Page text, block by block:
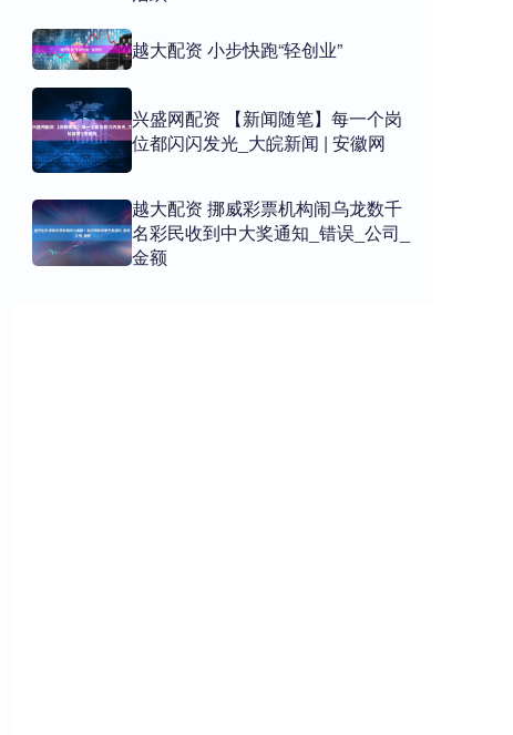
越大配资 小步快跑“轻创业”
兴盛网配资 【新闻随笔】每一个岗
位都闪闪发光_大皖新闻 | 安徽网
越大配资 挪威彩票机构闹乌龙数千
名彩民收到中大奖通知_错误_公司_
金额